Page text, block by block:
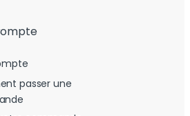
passer une